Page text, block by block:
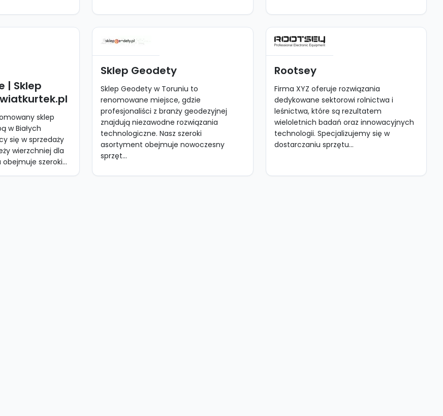
| Sklep
sklep
w Białych
się w sprzedaży
wierzchniej dla
szeroki...
Sklep Geodety
Sklep Geodety w Toruniu to
renomowane miejsce, gdzie
profesjonaliści z branży geodezyjnej
znajdują niezawodne rozwiązania
technologiczne. Nasz szeroki
asortyment obejmuje nowoczesny
sprzęt...
Rootsey
Firma XYZ oferuje rozwiązania
dedykowane sektorowi rolnictwa i
leśnictwa, które są rezultatem
wieloletnich badań oraz innowacyjnych
technologii. Specjalizujemy się w
dostarczaniu sprzętu...